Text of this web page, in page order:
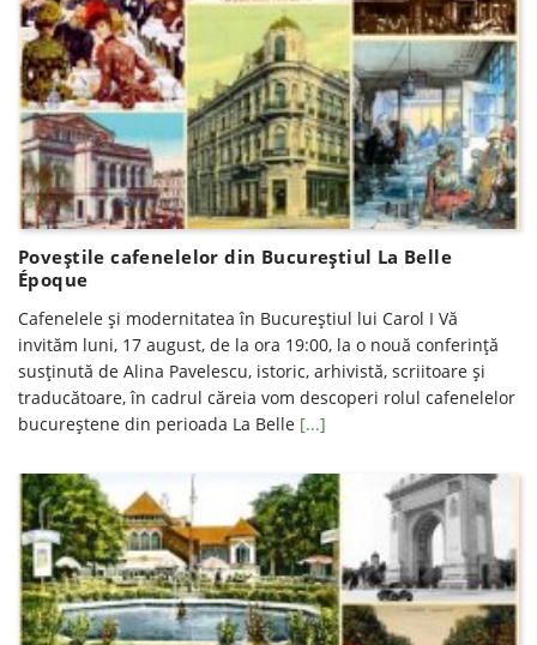
Poveștile cafenelelor din Bucureștiul La Belle
Époque
Cafenelele și modernitatea în Bucureștiul lui Carol I Vă
invităm luni, 17 august, de la ora 19:00, la o nouă conferinţă
susţinută de Alina Pavelescu, istoric, arhivistă, scriitoare şi
traducătoare, în cadrul căreia vom descoperi rolul cafenelelor
bucureștene din perioada La Belle [...]